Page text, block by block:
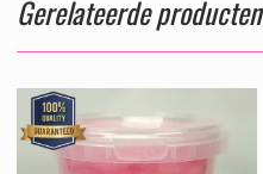
Gerelateerde producten